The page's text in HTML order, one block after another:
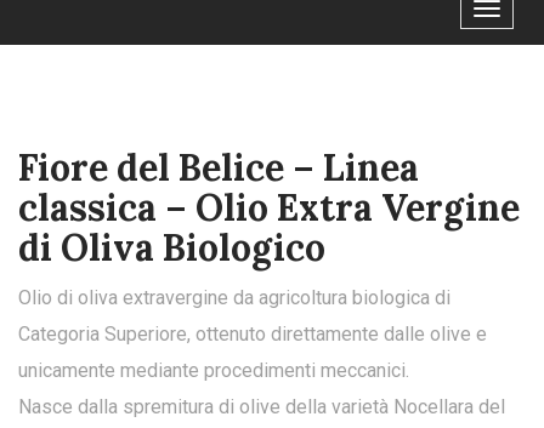
Toggle
Fiore del Belice – Linea
classica – Olio Extra Vergine
di Oliva Biologico
Olio di oliva extravergine da agricoltura biologica di
Categoria Superiore, ottenuto direttamente dalle olive e
unicamente mediante procedimenti meccanici.
Nasce dalla spremitura di olive della varietà Nocellara del